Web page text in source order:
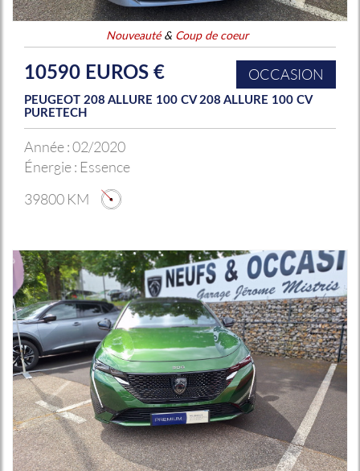
Nouveauté& Coup de coeur
10590 EUROS € OCCASION
PEUGEOT 208 ALLURE 100 CV 208 ALLURE 100 CV
PURETECH
Année :02/2020
Énergie : Essence
39800 KM